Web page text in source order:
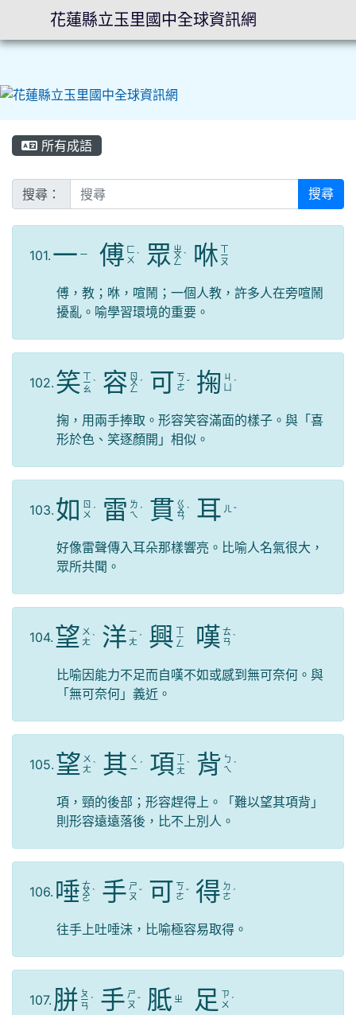
所有成語
搜尋： 搜尋
101. 一 ㄧ 傅 ㄈ
ㄨ ˋ 眾 ㄓ
ㄨ
ㄥ
ˋ 咻 ㄒ
ㄧ
ㄡ
傅，教；咻，喧鬧；一個人教，許多人在旁喧鬧
擾亂。喻學習環境的重要。
102. 笑 ㄒ
ㄧ
ㄠ
ˋ 容 ㄖ
ㄨ
ㄥ
ˊ 可 ㄎ
ㄜ ˇ 掬 ㄐ
ˊ
掬，用兩手捧取。形容笑容滿面的樣子。與「喜
形於色、笑逐顏開」相似。
103. 如 ㄖ
ㄨ ˊ 雷 ㄌ
ㄟ ˊ 貫 ㄍ
ㄨ
ㄢ
ˋ 耳 ㄦ ˇ
好像雷聲傳入耳朵那樣響亮。比喻人名氣很大，
眾所共聞。
104. 望 ㄨ
ㄤ ˋ 洋 ㄧ
ㄤ ˊ 興 ㄒ
ㄧ
ㄥ 嘆 ㄊ
ㄢ ˋ
比喻因能力不足而自嘆不如或感到無可奈何。與
「無可奈何」義近。
105. 望 ㄨ
ㄤ ˋ 其 ㄑ
ㄧ ˊ 項 ㄒ
ㄧ
ㄤ
ˋ 背 ㄅ
ㄟ ˋ
項，頸的後部；形容趕得上。「難以望其項背」
則形容遠遠落後，比不上別人。
106. 唾 ㄊ
ㄨ
ㄛ
ˋ 手 ㄕ
ㄡ ˇ 可 ㄎ
ㄜ ˇ 得 ㄉ
ㄜ ˊ
往手上吐唾沫，比喻極容易取得。
107. 胼 ㄆ
ㄧ
ㄢ
ˊ 手 ㄕ
ㄡ ˇ 胝 ㄓ 足 ㄗ
ㄨ ˊ
花蓮縣立玉里國中全球資訊網